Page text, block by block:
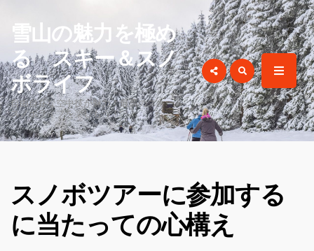
for:
雪山の魅力を極め
る スキー＆スノ
ボライフ
自由自在な空中技が魅力！最高のスキー＆
スノボライフを楽しもう！
スノボツアーに参加する
に当たっての心構え